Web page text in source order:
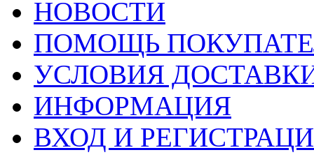
НОВОСТИ
ПОМОЩЬ
УСЛОВИЯ
ИНФОРМАЦИЯ
ВХОД И